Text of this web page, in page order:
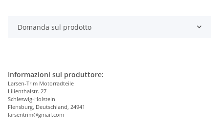
Domanda sul prodotto
Informazioni sul produttore:
Larsen-Trim Motorradteile
Lilienthalstr. 27
Schleswig-Holstein
Flensburg, Deutschland, 24941
larsentrim@gmail.com